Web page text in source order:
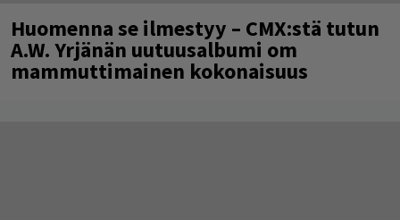
Huomenna se ilmestyy – CMX:stä tutun
A.W. Yrjänän uutuusalbumi om
mammuttimainen kokonaisuus